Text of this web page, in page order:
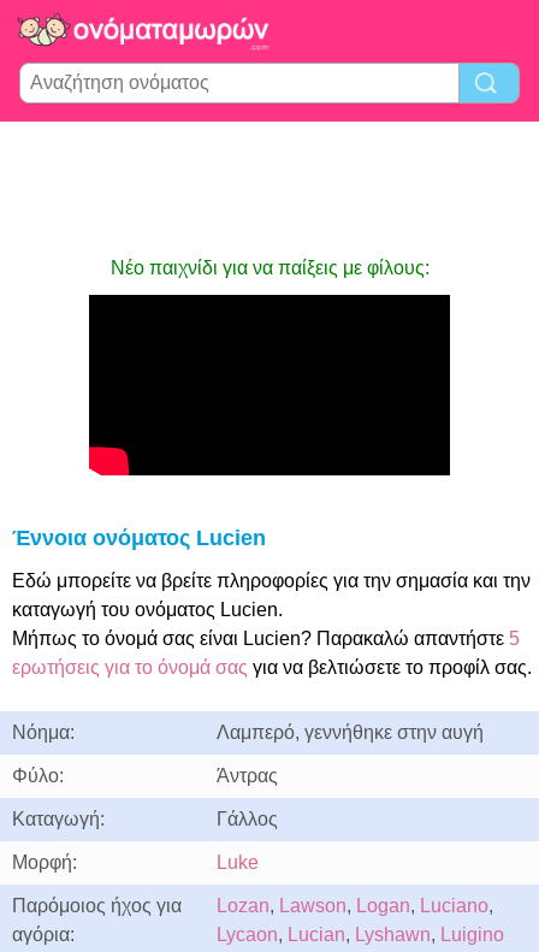
Νέο παιχνίδι για να παίξεις με φίλους:
Έννοια ονόματος Lucien
Εδώ μπορείτε να βρείτε πληροφορίες για την σημασία και την
καταγωγή του ονόματος Lucien.
Μήπως το όνομά σας είναι Lucien? Παρακαλώ απαντήστε 5
ερωτήσεις για το όνομά σας για να βελτιώσετε το προφίλ σας.
Νόημα: Λαμπερό, γεννήθηκε στην αυγή
Φύλο: Άντρας
Καταγωγή: Γάλλος
Μορφή: Luke
Παρόμοιος ήχος για
αγόρια:
Lozan, Lawson, Logan, Luciano,
Lycaon, Lucian, Lyshawn, Luigino